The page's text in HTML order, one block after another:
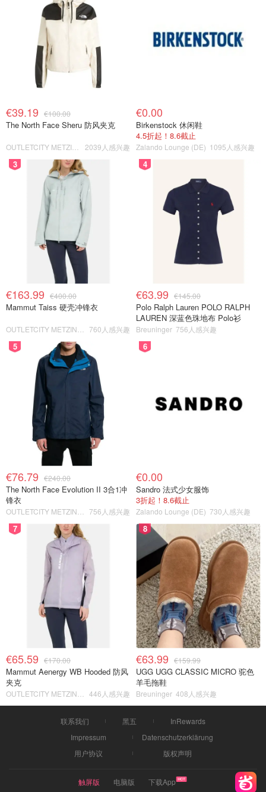
€39.19 €100.00
The North Face Sheru 防风夹克
2039人感兴趣
€0.00
Birkenstock 休闲鞋
4.5折起！8.6截止
Zalando Lounge (DE) 1095人感兴趣
3
€163.99 €400.00
Mammut Taiss 硬壳冲锋衣
760人感兴趣
4
€63.99 €145.00
Polo Ralph Lauren POLO RALPH
LAUREN 深蓝色珠地布 Polo衫
Breuninger 756人感兴趣
5
€76.79 €240.00
The North Face Evolution II 3合1冲
锋衣
756人感兴趣
6
€0.00
Sandro 法式少女服饰
3折起！8.6截止
Zalando Lounge (DE) 730人感兴趣
7
€65.59 €170.00
Mammut Aenergy WB Hooded 防风
夹克
446人感兴趣
8
€63.99 €159.99
UGG UGG CLASSIC MICRO 驼色
羊毛拖鞋
Breuninger 408人感兴趣
联系我们 黑五
InRewards
Impressum
Datenschutzerklärung
用户协议
版权声明
触屏版 电脑版 下载App